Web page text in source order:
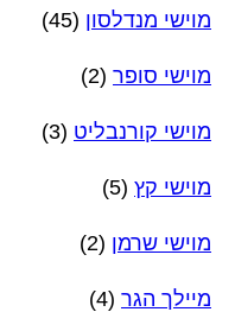
מוישי מנדלסון (45)
מוישי סופר (2)
מוישי קורנבליט (3)
מוישי קץ (5)
מוישי שרמן (2)
מיילך הגר (4)